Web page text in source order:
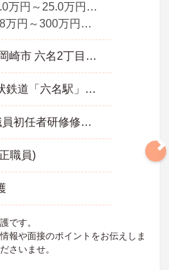
月収 19.0万円～25.0万円程度（諸手当込み）
年収 228万円～300万円程度（諸手当込み・賞与別途支給あり）
愛知県 岡崎市 六名2丁目2番地１
愛知環状鉄道「六名駅」バス・車11分
■介護職員初任者研修修了（ヘルパ－2級）以上 ■普通自動車免許（AT限定可）
職員)
です。
報や面接のポイントをお伝えしま
さいませ。